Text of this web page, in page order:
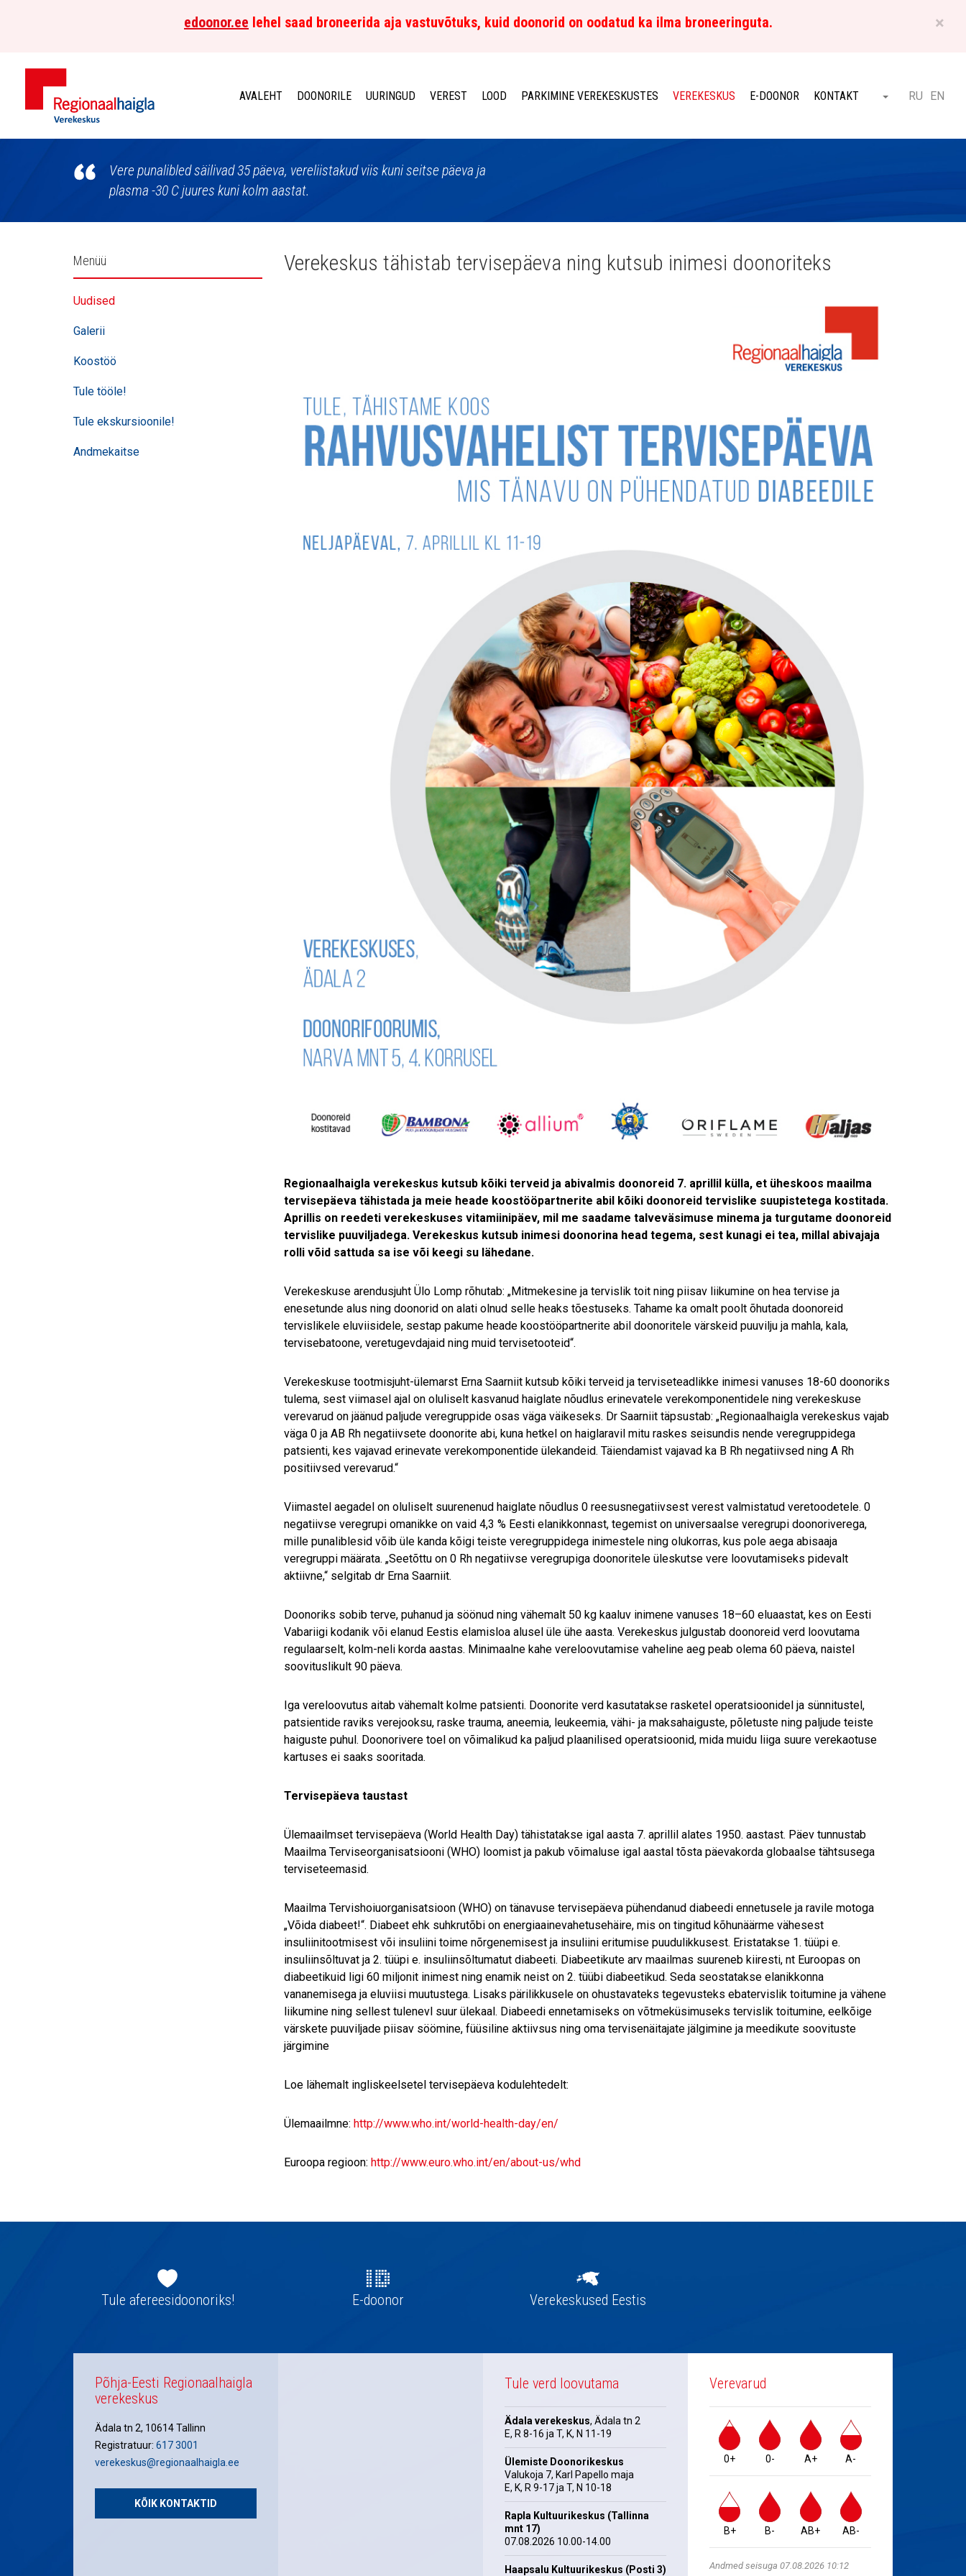
×
edoonor.ee lehel saad broneerida aja vastuvõtuks, kuid doonorid on oodatud ka ilma broneeringuta.
Põhja-
AVALEHT DOONORILE UURINGUD VEREST LOOD PARKIMINE VEREKESKUSTES VEREKESKUS E-DOONOR KONTAKT Otsi ET
RU EN
Vere punalibled säilivad 35 päeva, vereliistakud viis kuni seitse päeva ja
plasma -30 C juures kuni kolm aastat.
Külgpaani
navigatsioon
Menüü
Uudised
Galerii
Koostöö
Tule tööle!
Tule ekskursioonile!
Andmekaitse
Verekeskus tähistab tervisepäeva ning kutsub inimesi doonoriteks
Regionaalhaigla verekeskus kutsub kõiki terveid ja abivalmis doonoreid 7. aprillil külla, et üheskoos maailma
tervisepäeva tähistada ja meie heade koostööpartnerite abil kõiki doonoreid tervislike suupistetega kostitada.
Aprillis on reedeti verekeskuses vitamiinipäev, mil me saadame talveväsimuse minema ja turgutame doonoreid
tervislike puuviljadega. Verekeskus kutsub inimesi doonorina head tegema, sest kunagi ei tea, millal abivajaja
rolli võid sattuda sa ise või keegi su lähedane.
Verekeskuse arendusjuht Ülo Lomp rõhutab: „Mitmekesine ja tervislik toit ning piisav liikumine on hea tervise ja
enesetunde alus ning doonorid on alati olnud selle heaks tõestuseks. Tahame ka omalt poolt õhutada doonoreid
tervislikele eluviisidele, sestap pakume heade koostööpartnerite abil doonoritele värskeid puuvilju ja mahla, kala,
tervisebatoone, veretugevdajaid ning muid tervisetooteid“.
Verekeskuse tootmisjuht-ülemarst Erna Saarniit kutsub kõiki terveid ja terviseteadlikke inimesi vanuses 18-60 doonoriks
tulema, sest viimasel ajal on oluliselt kasvanud haiglate nõudlus erinevatele verekomponentidele ning verekeskuse
verevarud on jäänud paljude veregruppide osas väga väikeseks. Dr Saarniit täpsustab: „Regionaalhaigla verekeskus vajab
väga 0 ja AB Rh negatiivsete doonorite abi, kuna hetkel on haiglaravil mitu raskes seisundis nende veregruppidega
patsienti, kes vajavad erinevate verekomponentide ülekandeid. Täiendamist vajavad ka B Rh negatiivsed ning A Rh
positiivsed verevarud.“
Viimastel aegadel on oluliselt suurenenud haiglate nõudlus 0 reesusnegatiivsest verest valmistatud veretoodetele. 0
negatiivse veregrupi omanikke on vaid 4,3 % Eesti elanikkonnast, tegemist on universaalse veregrupi doonoriverega,
mille punaliblesid võib üle kanda kõigi teiste veregruppidega inimestele ning olukorras, kus pole aega abisaaja
veregruppi määrata. „Seetõttu on 0 Rh negatiivse veregrupiga doonoritele üleskutse vere loovutamiseks pidevalt
aktiivne,“ selgitab dr Erna Saarniit.
Doonoriks sobib terve, puhanud ja söönud ning vähemalt 50 kg kaaluv inimene vanuses 18–60 eluaastat, kes on Eesti
Vabariigi kodanik või elanud Eestis elamisloa alusel üle ühe aasta. Verekeskus julgustab doonoreid verd loovutama
regulaarselt, kolm-neli korda aastas. Minimaalne kahe vereloovutamise vaheline aeg peab olema 60 päeva, naistel
soovituslikult 90 päeva.
Iga vereloovutus aitab vähemalt kolme patsienti. Doonorite verd kasutatakse rasketel operatsioonidel ja sünnitustel,
patsientide raviks verejooksu, raske trauma, aneemia, leukeemia, vähi- ja maksahaiguste, põletuste ning paljude teiste
haiguste puhul. Doonorivere toel on võimalikud ka paljud plaanilised operatsioonid, mida muidu liiga suure verekaotuse
kartuses ei saaks sooritada.
Tervisepäeva taustast
Ülemaailmset tervisepäeva (World Health Day) tähistatakse igal aasta 7. aprillil alates 1950. aastast. Päev tunnustab
Maailma Terviseorganisatsiooni (WHO) loomist ja pakub võimaluse igal aastal tõsta päevakorda globaalse tähtsusega
terviseteemasid.
Maailma Tervishoiuorganisatsioon (WHO) on tänavuse tervisepäeva pühendanud diabeedi ennetusele ja ravile motoga
„Võida diabeet!“. Diabeet ehk suhkrutõbi on energiaainevahetusehäire, mis on tingitud kõhunäärme vähesest
insuliinitootmisest või insuliini toime nõrgenemisest ja insuliini eritumise puudulikkusest. Eristatakse 1. tüüpi e.
insuliinsõltuvat ja 2. tüüpi e. insuliinsõltumatut diabeeti. Diabeetikute arv maailmas suureneb kiiresti, nt Euroopas on
diabeetikuid ligi 60 miljonit inimest ning enamik neist on 2. tüübi diabeetikud. Seda seostatakse elanikkonna
vananemisega ja eluviisi muutustega. Lisaks pärilikkusele on ohustavateks tegevusteks ebatervislik toitumine ja vähene
liikumine ning sellest tulenevl suur ülekaal. Diabeedi ennetamiseks on võtmeküsimuseks tervislik toitumine, eelkõige
värskete puuviljade piisav söömine, füüsiline aktiivsus ning oma tervisenäitajate jälgimine ja meedikute soovituste
järgimine
Loe lähemalt ingliskeelsetel tervisepäeva kodulehtedelt:
Ülemaailmne: http://www.who.int/world-health-day/en/
Euroopa regioon: http://www.euro.who.int/en/about-us/whd
navigatsioonTule afereesidoonoriks! E-doonor Verekeskused Eestis
Põhja-Eesti Regionaalhaigla
verekeskus
Ädala tn 2, 10614 Tallinn
Registratuur: 617 3001
verekeskus@regionaalhaigla.ee
KÕIK KONTAKTID
Tule verd loovutama
Ädala verekeskus, Ädala tn 2
E, R 8-16 ja T, K, N 11-19
Ülemiste Doonorikeskus
Valukoja 7, Karl Papello maja
E, K, R 9-17 ja T, N 10-18
Rapla Kultuurikeskus (Tallinna
mnt 17)
07.08.2026 10.00-14.00
Haapsalu Kultuurikeskus (Posti 3)
Verevarud
0+ 0- A+ A-
B+ B- AB+ AB-
Andmed seisuga 07.08.2026 10:12